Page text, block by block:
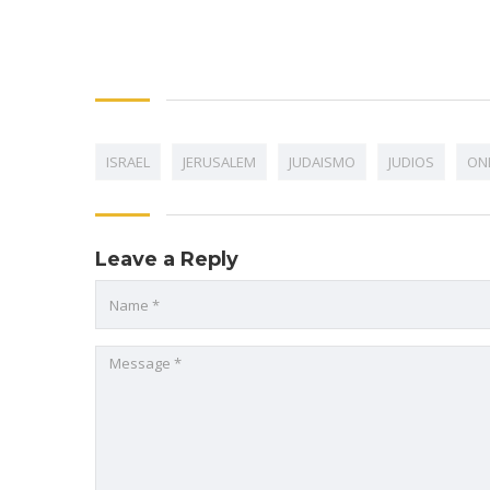
ISRAEL JERUSALEM JUDAISMO JUDIOS
Leave a Reply